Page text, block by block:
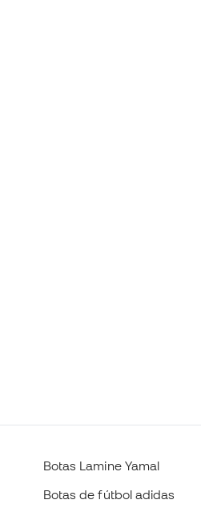
Botas Lamine Yamal
Botas de fútbol adidas